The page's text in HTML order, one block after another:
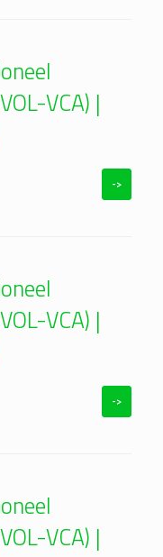
VCA) |
->
VCA) |
->
VCA) |